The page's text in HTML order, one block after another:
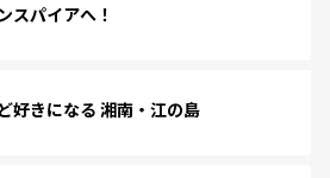
スパイアへ！
好きになる 湘南・江の島